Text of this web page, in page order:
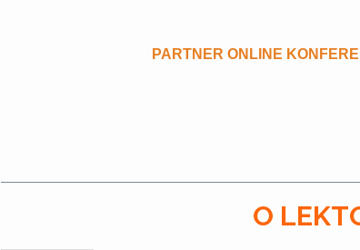
PARTNER ONLINE
O